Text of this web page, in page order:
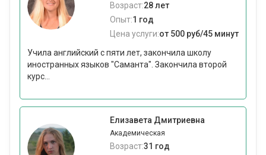
Возраст:28 лет
Опыт:1 год
Цена услуги:от 500 руб/45 минут
Учила английский с пяти лет, закончила школу
иностранных языков "Саманта". Закончила второй
курс...
Елизавета Дмитриевна
Академическая
Возраст:31 год